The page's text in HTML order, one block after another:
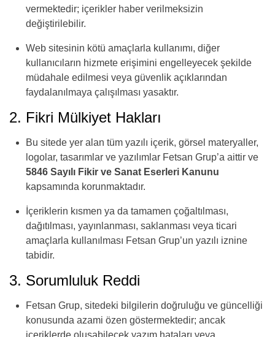
vermektedir; içerikler haber verilmeksizin
değiştirilebilir.
Web sitesinin kötü amaçlarla kullanımı, diğer
kullanıcıların hizmete erişimini engelleyecek şekilde
müdahale edilmesi veya güvenlik açıklarından
faydalanılmaya çalışılması yasaktır.
2. Fikri Mülkiyet Hakları
Bu sitede yer alan tüm yazılı içerik, görsel materyaller,
logolar, tasarımlar ve yazılımlar Fetsan Grup’a aittir ve
5846 Sayılı Fikir ve Sanat Eserleri Kanunu
kapsamında korunmaktadır.
İçeriklerin kısmen ya da tamamen çoğaltılması,
dağıtılması, yayınlanması, saklanması veya ticari
amaçlarla kullanılması Fetsan Grup’un yazılı iznine
tabidir.
3. Sorumluluk Reddi
Fetsan Grup, sitedeki bilgilerin doğruluğu ve güncelliği
konusunda azami özen göstermektedir; ancak
içeriklerde oluşabilecek yazım hataları veya